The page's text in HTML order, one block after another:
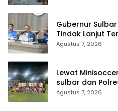
Gubernur
Tindak Lanjut
Agustus 2026
Agustus 7, 2026
Lewat
sulbar dan
Sulbar Eratkan
Agustus 7, 2026